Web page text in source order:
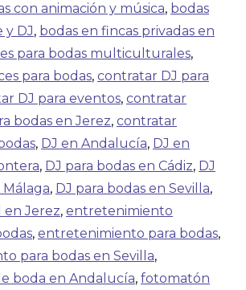
con animación y música, bodas
y DJ, bodas en fincas privadas en
para bodas multiculturales,
para bodas, contratar DJ para
DJ para eventos, contratar
bodas en Jerez, contratar
, DJ en Andalucía, DJ en
, DJ para bodas en Cádiz, DJ
Málaga, DJ para bodas en Sevilla,
en Jerez, entretenimiento
, entretenimiento para bodas,
para bodas en Sevilla,
boda en Andalucía, fotomatón